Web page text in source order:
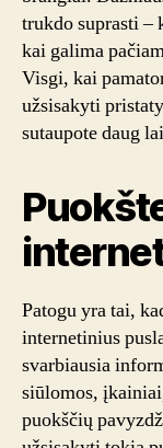
trukdo suprasti –
kai galima
Visgi, kai
užsisakyti
sutaupote daug
Patogu yra tai,
internetinius
svarbiausia
siūlomos,
puokščių